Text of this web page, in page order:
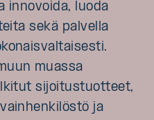
innovoida, luoda
sekä palvella
muassa
sijoitustuotteet,
ja